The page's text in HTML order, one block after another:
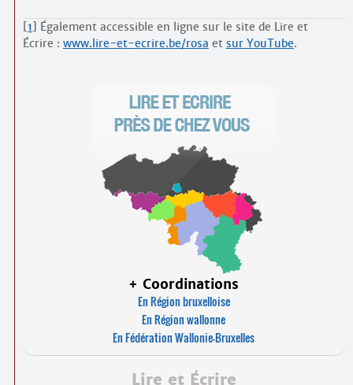
1
Également accessible en ligne sur le site de Lire et
Écrire : www.lire-et-ecrire.be/rosa et sur YouTube.
+ Coordinations
En Région bruxelloise
En Région wallonne
En Fédération Wallonie-Bruxelles
Lire et Écrire